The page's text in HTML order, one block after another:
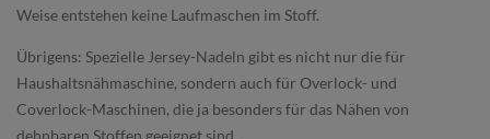
Weise entstehen keine Laufmaschen im Stoff.
Übrigens: Spezielle Jersey-Nadeln gibt es nicht nur die für
Haushaltsnähmaschine, sondern auch für Overlock- und
Coverlock-Maschinen, die ja besonders für das Nähen von
dehnbaren Stoffen geeignet sind.